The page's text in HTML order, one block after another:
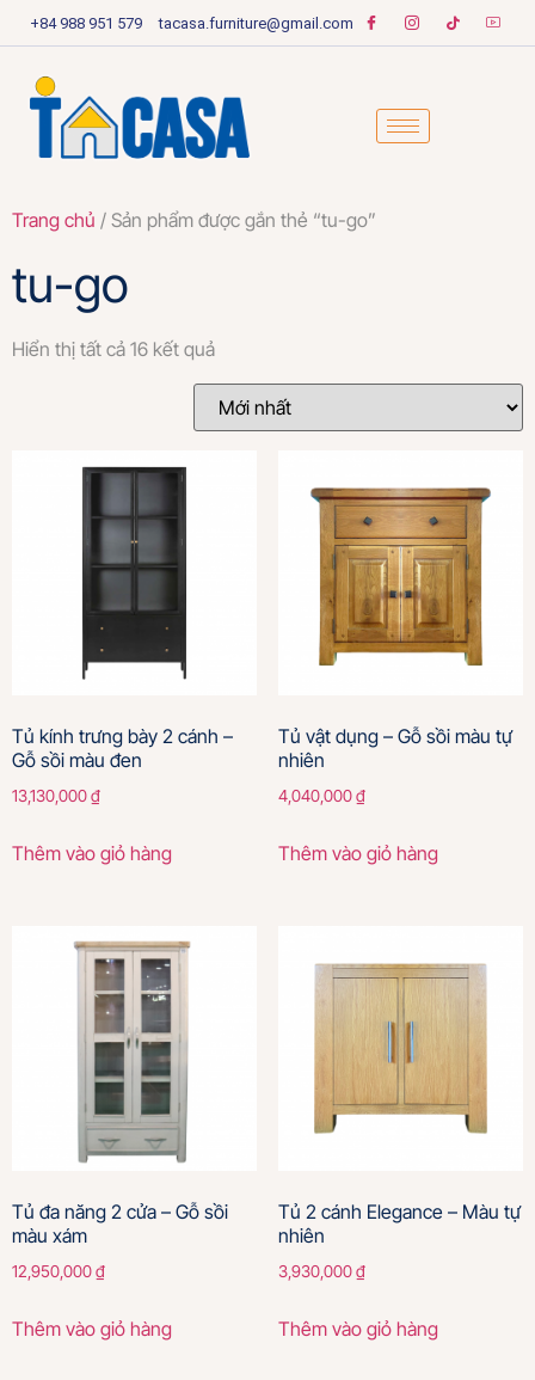
+84 988 951 579 tacasa.furniture@gmail.com
Trang chủ / Sản phẩm được gắn thẻ “tu-go”
tu-go
Hiển thị tất cả 16 kết quả
Tủ kính trưng bày 2 cánh –
Gỗ sồi màu đen
13,130,000₫
Thêm vào giỏ hàng
Tủ vật dụng – Gỗ sồi màu tự
nhiên
4,040,000₫
Thêm vào giỏ hàng
Tủ đa năng 2 cửa – Gỗ sồi
màu xám
12,950,000₫
Thêm vào giỏ hàng
Tủ 2 cánh Elegance – Màu tự
nhiên
3,930,000₫
Thêm vào giỏ hàng